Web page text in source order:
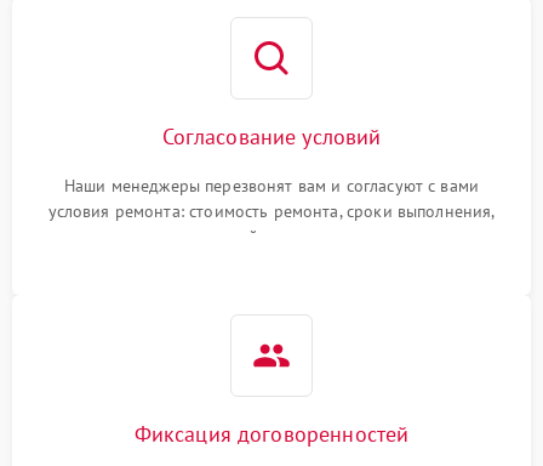
Согласование условий
Наши менеджеры перезвонят вам и согласуют с вами
условия ремонта: стоимость ремонта, сроки выполнения,
гарантийные условия
Фиксация договоренностей